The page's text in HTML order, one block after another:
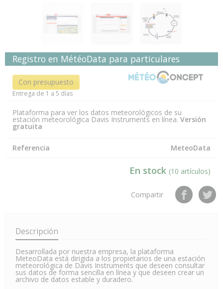
Registro en MétéoData para particulares
Con presupuesto
Entrega de 1 a 5 días
Plataforma para ver los datos meteorológicos de su
estación meteorológica Davis Instruments en línea. Versión
gratuita
Referencia MeteoData
En stock (10 artículos)
Compartir
Descripción
Desarrollada por nuestra empresa, la plataforma
MeteoData está dirigida a los propietarios de una estación
meteorológica de Davis Instruments que deseen consultar
sus datos de forma sencilla en línea y que deseen crear un
archivo de datos estable y duradero.